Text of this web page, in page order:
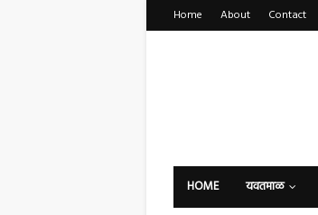
Home About Contact
HOME यवतमाळ